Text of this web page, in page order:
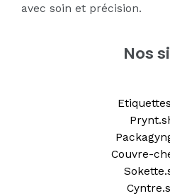
avec soin et précision.
Nos
Couvre-